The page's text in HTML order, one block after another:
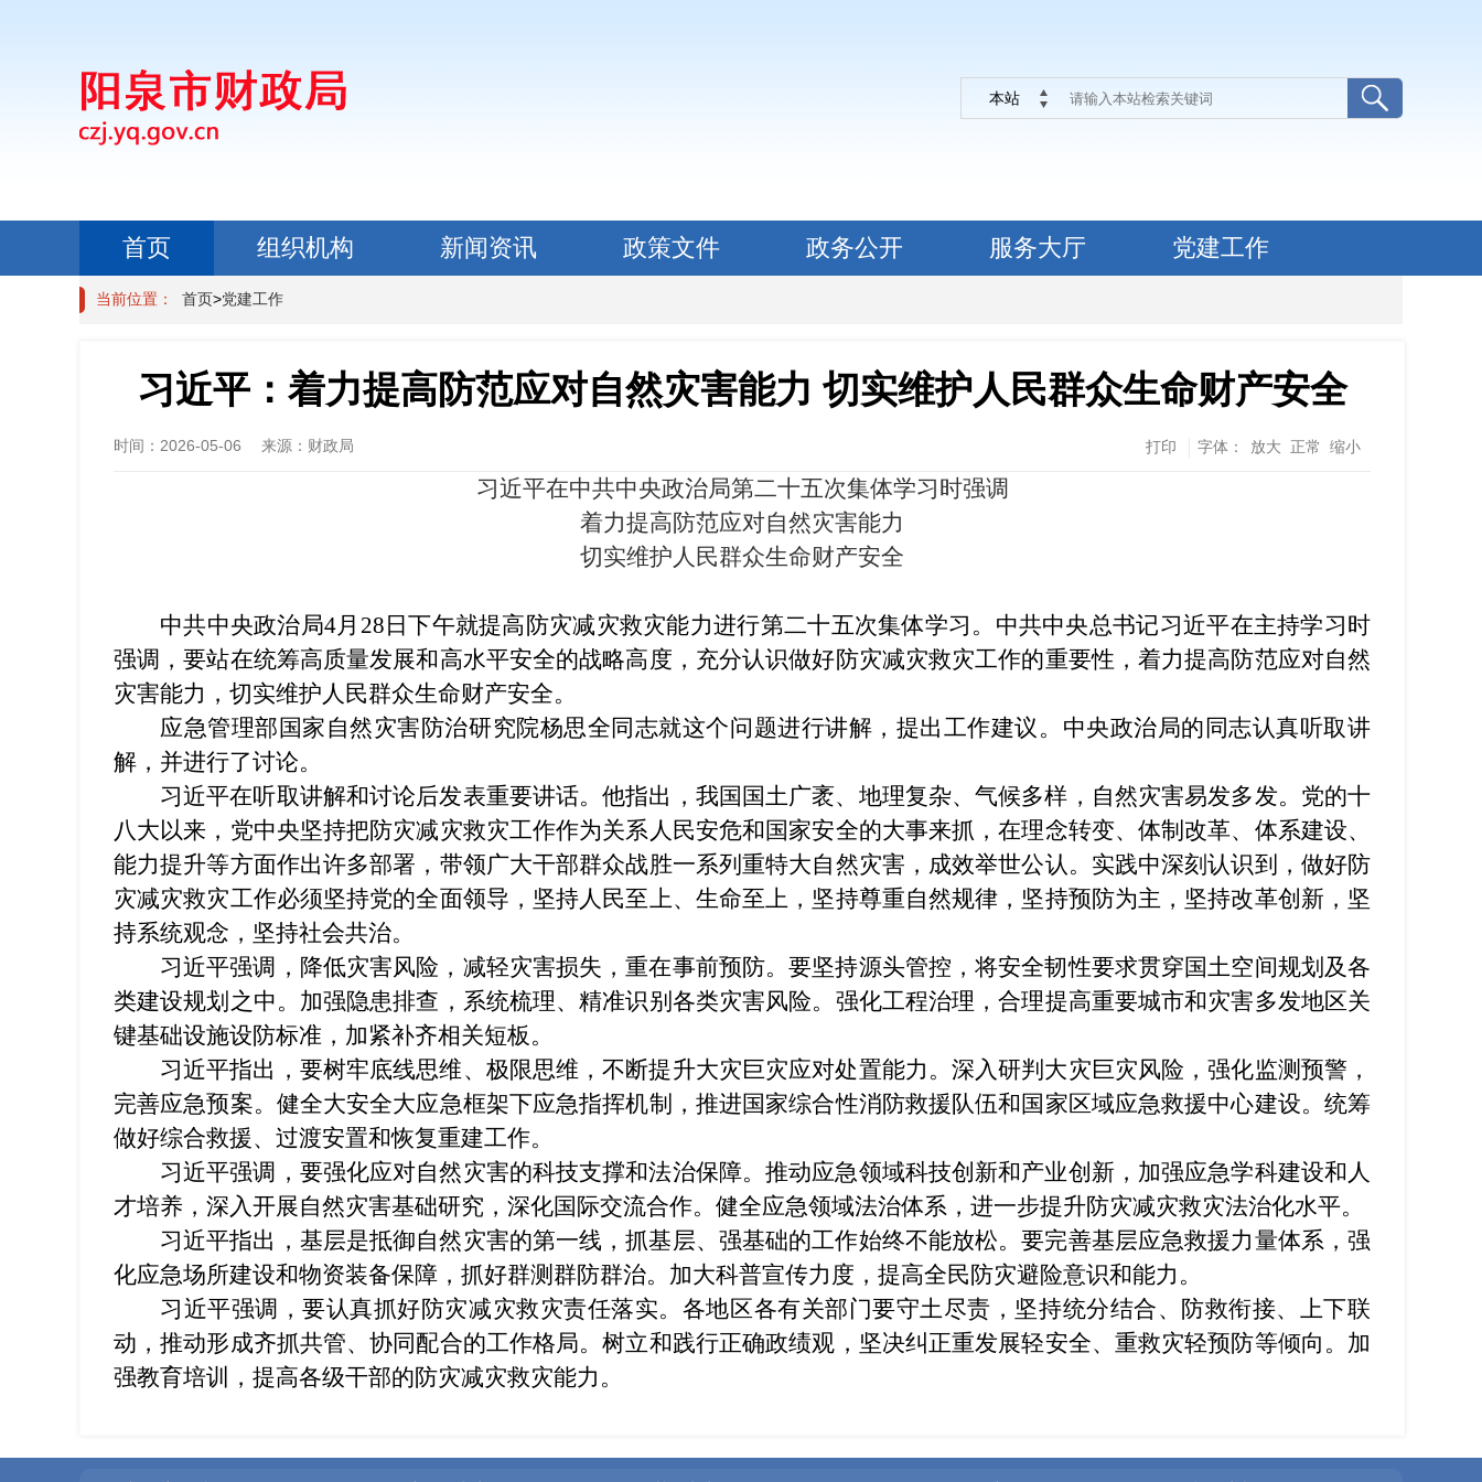
本站
首页 组织机构 新闻资讯 政策文件 政务公开 服务大厅
党建工作
政民互动
当前位置： 首页>党建工作
习近平：着力提高防范应对自然灾害能力 切实维护人民群众生命财产安全
时间： 2026-05-06 来源： 财政局 打印 字体： 放大 正常 缩小
习近平在中共中央政治局第二十五次集体学习时强调
着力提高防范应对自然灾害能力
切实维护人民群众生命财产安全
中共中央政治局4月28日下午就提高防灾减灾救灾能力进行第二十五次集体学习。中共中央总书记习近平在主持学习时
强调，要站在统筹高质量发展和高水平安全的战略高度，充分认识做好防灾减灾救灾工作的重要性，着力提高防范应对自然
灾害能力，切实维护人民群众生命财产安全。
应急管理部国家自然灾害防治研究院杨思全同志就这个问题进行讲解，提出工作建议。中央政治局的同志认真听取讲
解，并进行了讨论。
习近平在听取讲解和讨论后发表重要讲话。他指出，我国国土广袤、地理复杂、气候多样，自然灾害易发多发。党的十
八大以来，党中央坚持把防灾减灾救灾工作作为关系人民安危和国家安全的大事来抓，在理念转变、体制改革、体系建设、
能力提升等方面作出许多部署，带领广大干部群众战胜一系列重特大自然灾害，成效举世公认。实践中深刻认识到，做好防
灾减灾救灾工作必须坚持党的全面领导，坚持人民至上、生命至上，坚持尊重自然规律，坚持预防为主，坚持改革创新，坚
持系统观念，坚持社会共治。
习近平强调，降低灾害风险，减轻灾害损失，重在事前预防。要坚持源头管控，将安全韧性要求贯穿国土空间规划及各
类建设规划之中。加强隐患排查，系统梳理、精准识别各类灾害风险。强化工程治理，合理提高重要城市和灾害多发地区关
键基础设施设防标准，加紧补齐相关短板。
习近平指出，要树牢底线思维、极限思维，不断提升大灾巨灾应对处置能力。深入研判大灾巨灾风险，强化监测预警，
完善应急预案。健全大安全大应急框架下应急指挥机制，推进国家综合性消防救援队伍和国家区域应急救援中心建设。统筹
做好综合救援、过渡安置和恢复重建工作。
习近平强调，要强化应对自然灾害的科技支撑和法治保障。推动应急领域科技创新和产业创新，加强应急学科建设和人
才培养，深入开展自然灾害基础研究，深化国际交流合作。健全应急领域法治体系，进一步提升防灾减灾救灾法治化水平。
习近平指出，基层是抵御自然灾害的第一线，抓基层、强基础的工作始终不能放松。要完善基层应急救援力量体系，强
化应急场所建设和物资装备保障，抓好群测群防群治。加大科普宣传力度，提高全民防灾避险意识和能力。
习近平强调，要认真抓好防灾减灾救灾责任落实。各地区各有关部门要守土尽责，坚持统分结合、防救衔接、上下联
动，推动形成齐抓共管、协同配合的工作格局。树立和践行正确政绩观，坚决纠正重发展轻安全、重救灾轻预防等倾向。加
强教育培训，提高各级干部的防灾减灾救灾能力。